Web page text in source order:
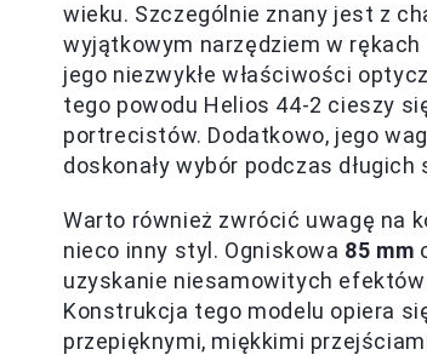
wieku. Szczególnie znany jest z
wyjątkowym narzędziem w
jego niezwykłe właściwości
tego powodu Helios 44-2 cieszy
portrecistów. Dodatkowo, jego
doskonały wybór podczas
Warto również zwrócić uwagę na
nieco inny styl. Ogniskowa 85 mm
uzyskanie niesamowitych
Konstrukcja tego modelu opiera
przepięknymi, miękkimi